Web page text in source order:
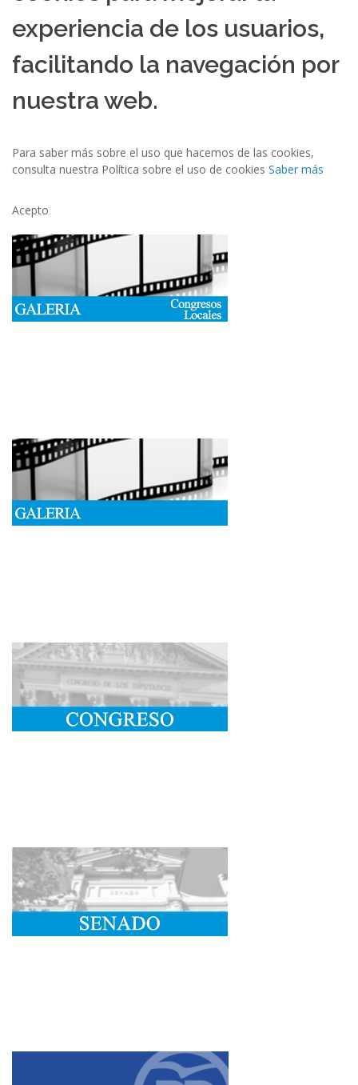
experiencia de los usuarios,
facilitando la navegación por
nuestra web.
Para saber más sobre el uso que hacemos de las cookies,
consulta nuestra Política sobre el uso de cookies Saber más
Acepto